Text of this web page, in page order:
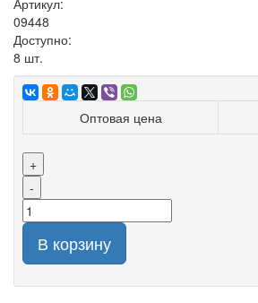
Артикул:
09448
Доступно:
8 шт.
Оптовая цена
+
-
В корзину